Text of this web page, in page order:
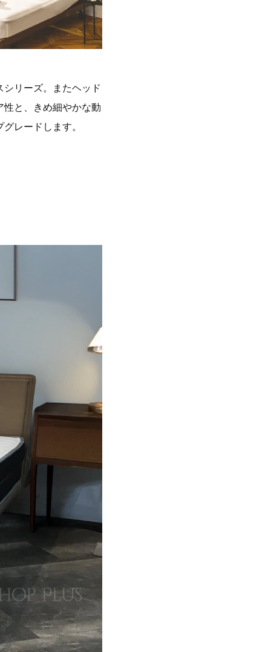
リーズ。またヘッド
と、きめ細やかな動
レードします。